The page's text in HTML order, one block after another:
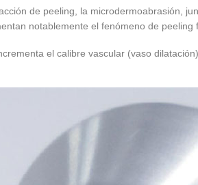
de peeling, la microdermoabrasión,
notablemente el fenómeno de peeling
el calibre vascular (vaso